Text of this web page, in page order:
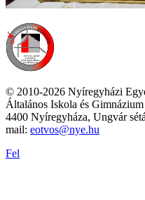
© 2010-2026 Nyíregyházi
Általános Iskola és Gimnázium
4400 Nyíregyháza, Ungvár
mail: eotvos@nye.hu
Fel